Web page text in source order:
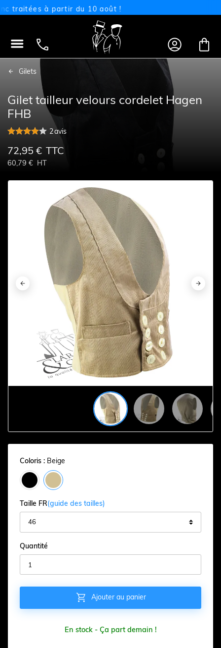
à partir du 10 août !
   
Gilets
Gilet tailleur velours cordelet Hagen
FHB
2avis
72,95 € TTC
60,79 € HT
 
 
 
 
Coloris : Beige
Taille FR(guide des tailles)
Quantité
 Ajouter au panier
En stock - Ça part demain !